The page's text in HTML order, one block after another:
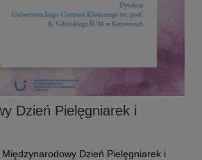
Dzień Pielęgniarek i
Dzień Pielęgniarek i